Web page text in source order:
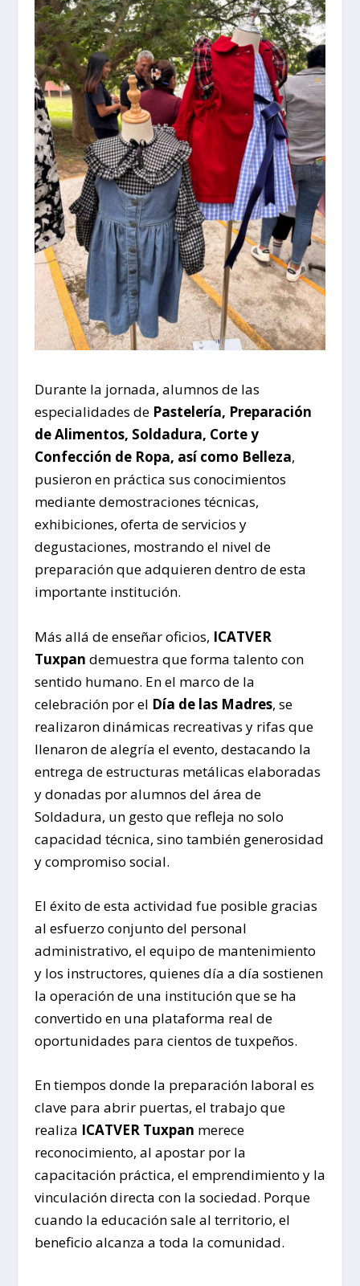
Durante la jornada, alumnos de las
especialidades de Pastelería, Preparación
de Alimentos, Soldadura, Corte y
Confección de Ropa, así como Belleza,
pusieron en práctica sus conocimientos
mediante demostraciones técnicas,
exhibiciones, oferta de servicios y
degustaciones, mostrando el nivel de
preparación que adquieren dentro de esta
importante institución.
Más allá de enseñar oficios, ICATVER
Tuxpan demuestra que forma talento con
sentido humano. En el marco de la
celebración por el Día de las Madres, se
realizaron dinámicas recreativas y rifas que
llenaron de alegría el evento, destacando la
entrega de estructuras metálicas elaboradas
y donadas por alumnos del área de
Soldadura, un gesto que refleja no solo
capacidad técnica, sino también generosidad
y compromiso social.
El éxito de esta actividad fue posible gracias
al esfuerzo conjunto del personal
administrativo, el equipo de mantenimiento
y los instructores, quienes día a día sostienen
la operación de una institución que se ha
convertido en una plataforma real de
oportunidades para cientos de tuxpeños.
En tiempos donde la preparación laboral es
clave para abrir puertas, el trabajo que
realiza ICATVER Tuxpan merece
reconocimiento, al apostar por la
capacitación práctica, el emprendimiento y la
vinculación directa con la sociedad. Porque
cuando la educación sale al territorio, el
beneficio alcanza a toda la comunidad.